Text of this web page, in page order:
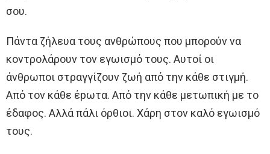
σου.
Πάντα ζήλευα τους ανθρώπους που μπορούν να
κοντρολάρουν τον εγωισμό τους. Αυτοί οι
άνθρωποι στραγγίζουν ζωή από την κάθε στιγμή.
Από τον κάθε έpωτα. Από την κάθε μετωπική με το
έδαφος. Αλλά πάλι όρθιοι. Χάρη στον καλό εγωισμό
τους.